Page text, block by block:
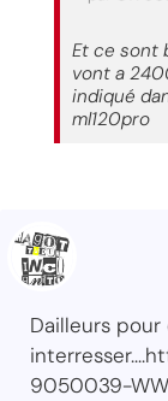
Et ce sont
vont a
indiqué
ml120pro
Dailleurs
9050039-